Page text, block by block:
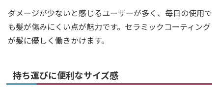
ダメージが少ないと感じるユーザーが多く、毎日の使用で
も髪が傷みにくい点が魅力です。セラミックコーティング
が髪に優しく働きかけます。
持ち運びに便利なサイズ感